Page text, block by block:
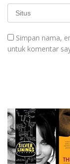
Simpan nama,
untuk komentar